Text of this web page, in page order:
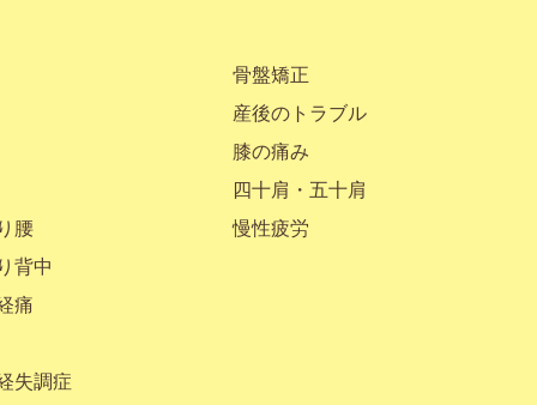
腰
背中
痛
失調症
骨盤矯正
産後のトラブル
膝の痛み
四十肩・五十肩
慢性疲労